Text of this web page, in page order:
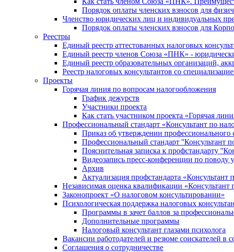
Порядок оплаты членских взносов для
Членство юридических лиц и индивидуальных
Порядок оплаты членских взносов для
Реестры
Единый реестр аттестованных налоговых
Единый реестр членов Союза «ПНК» -
Единый реестр образовательных организаций,
Реестр налоговых консультантов со
Проекты
Горячая линия по вопросам налогообложения
График дежурств
Участники проекта
Как стать участником проекта «Горячая
Профессиональный стандарт «Консультант по
Приказ об утверждении профессионального
Профессиональный стандарт ''Консультант
Пояснительная записка к профстандарту
Видеозапись пресс-конференции по поводу
Архив
Актуализация профстандарта «Консультант
Независимая оценка квалификации
Законопроект «О налоговом консультировании»
Психологическая поддержка налоговых
Программы в зачет баллов за
Дополнительные программы
Налоговый консультант глазами психолога
Вакансии работодателей и резюме соискателей в
Соглашения о сотрудничестве